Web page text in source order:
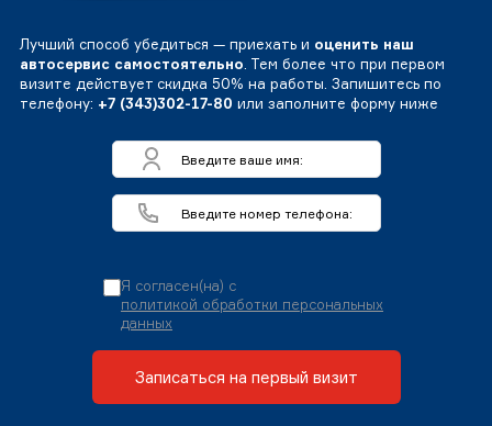
Лучший способ убедиться — приехать и оценить наш
автосервис самостоятельно. Тем более что при первом
визите действует скидка 50% на работы. Запишитесь по
телефону: +7 (343)302-17-80 или заполните форму ниже
Я согласен(на) с
политикой обработки персональных
данных
Записаться на первый визит